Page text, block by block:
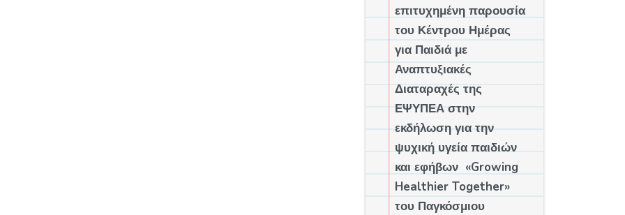
επιτυχημένη παρουσία
του Κέντρου Ημέρας
για Παιδιά με
Αναπτυξιακές
Διαταραχές της
ΕΨΥΠΕΑ στην
εκδήλωση για την
ψυχική υγεία παιδιών
και εφήβων «Growing
Healthier Together»
του Παγκόσμιου